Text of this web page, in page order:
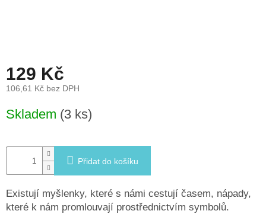
Přihlášení
129 Kč
106,61 Kč bez DPH
cena:
Skladem (3 ks)
Přidat do košíku
Existují myšlenky, které s námi cestují časem, nápady,
které k nám promlouvají prostřednictvím symbolů.